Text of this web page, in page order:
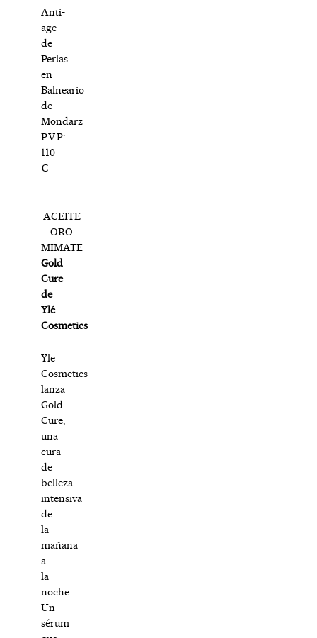
Anti-
age
de
Perlas
en
Balneario
de
Mondarz
P.V.P:
110
€
ACEITE
ORO
MIMATE
Gold
Cure
de
Ylé
Cosmetics
Yle
Cosmetics
lanza
Gold
Cure,
una
cura
de
belleza
intensiva
de
la
mañana
a
la
noche.
Un
sérum